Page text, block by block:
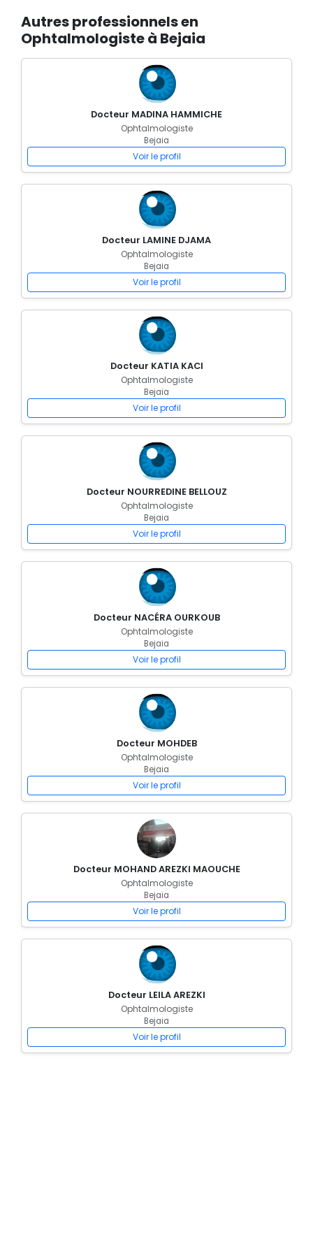
Autres professionnels en
Ophtalmologiste à Bejaia
Docteur MADINA HAMMICHE
Ophtalmologiste
Bejaia
Voir le profil
Docteur LAMINE DJAMA
Ophtalmologiste
Bejaia
Voir le profil
Docteur KATIA KACI
Ophtalmologiste
Bejaia
Voir le profil
Docteur NOURREDINE BELLOUZ
Ophtalmologiste
Bejaia
Voir le profil
Docteur NACÉRA OURKOUB
Ophtalmologiste
Bejaia
Voir le profil
Docteur MOHDEB
Ophtalmologiste
Bejaia
Voir le profil
Docteur MOHAND AREZKI MAOUCHE
Ophtalmologiste
Bejaia
Voir le profil
Docteur LEILA AREZKI
Ophtalmologiste
Bejaia
Voir le profil